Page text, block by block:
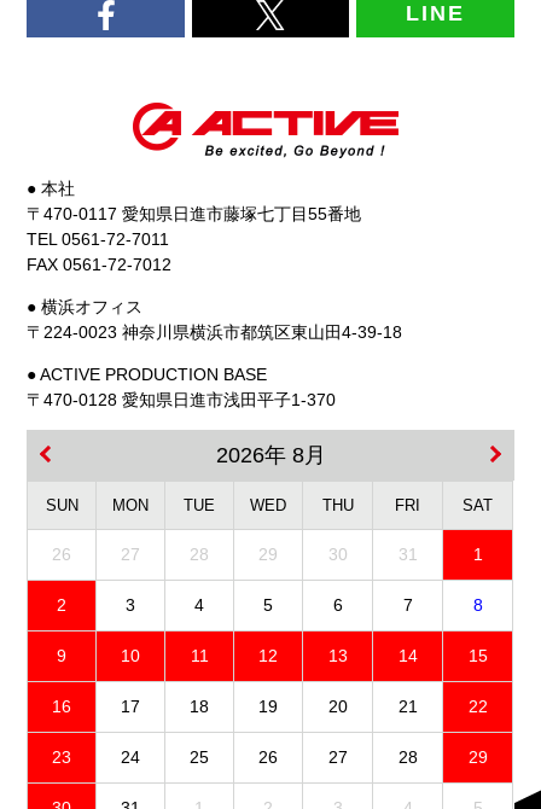
LINE
● 本社
〒470-0117 愛知県日進市藤塚七丁目55番地
TEL 0561-72-7011
FAX 0561-72-7012
● 横浜オフィス
〒224-0023 神奈川県横浜市都筑区東山田4-39-18
● ACTIVE PRODUCTION BASE
〒470-0128 愛知県日進市浅田平子1-370
2026年 8月
SUN MON TUE WED THU FRI SAT
26 27 28 29 30 31 1
2 3 4 5 6 7 8
9 10 11 12 13 14 15
16 17 18 19 20 21 22
23 24 25 26 27 28 29